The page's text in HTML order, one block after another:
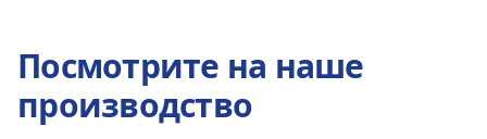
Посмотрите на наше
производство